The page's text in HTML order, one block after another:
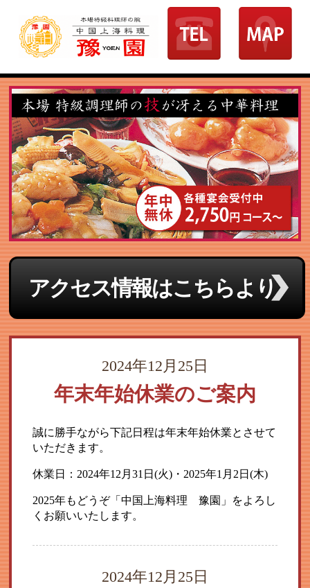
アクセス情報はこちらより
2024年12月25日
年末年始休業のご案内
誠に勝手ながら下記日程は年末年始休業とさせて
いただきます。
休業日：2024年12月31日(火)・2025年1月2日(木)
2025年もどうぞ「中国上海料理 豫園」をよろし
くお願いいたします。
2024年12月25日